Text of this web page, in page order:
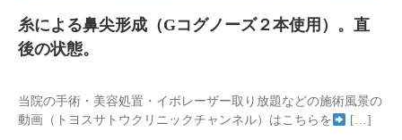
糸による鼻尖形成（Gコグノーズ２本使用）。直
後の状態。
当院の手術・美容処置・イボレーザー取り放題などの施術風景の
動画（トヨスサトウクリニックチャンネル）はこちらを
[…]